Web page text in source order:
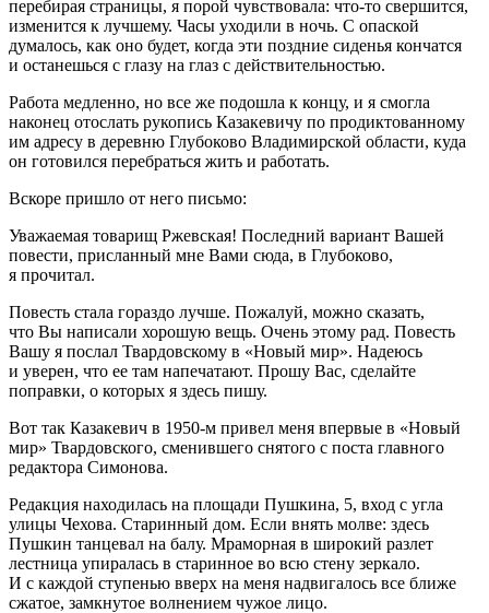
перебирая страницы, я порой чувствовала: что-то свершится,
изменится к лучшему. Часы уходили в ночь. С опаской
думалось, как оно будет, когда эти поздние сиденья кончатся
и останешься с глазу на глаз с действительностью.
Работа медленно, но все же подошла к концу, и я смогла
наконец отослать рукопись Казакевичу по продиктованному
им адресу в деревню Глубоково Владимирской области, куда
он готовился перебраться жить и работать.
Вскоре пришло от него письмо:
Уважаемая товарищ Ржевская! Последний вариант Вашей
повести, присланный мне Вами сюда, в Глубоково,
я прочитал.
Повесть стала гораздо лучше. Пожалуй, можно сказать,
что Вы написали хорошую вещь. Очень этому рад. Повесть
Вашу я послал Твардовскому в «Новый мир». Надеюсь
и уверен, что ее там напечатают. Прошу Вас, сделайте
поправки, о которых я здесь пишу.
Вот так Казакевич в 1950-м привел меня впервые в «Новый
мир» Твардовского, сменившего снятого с поста главного
редактора Симонова.
Редакция находилась на площади Пушкина, 5, вход с угла
улицы Чехова. Старинный дом. Если внять молве: здесь
Пушкин танцевал на балу. Мраморная в широкий разлет
лестница упиралась в старинное во всю стену зеркало.
И с каждой ступенью вверх на меня надвигалось все ближе
сжатое, замкнутое волнением чужое лицо.